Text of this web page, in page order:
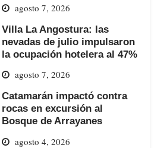
agosto 7, 2026
Villa La Angostura: las
nevadas de julio impulsaron
la ocupación hotelera al 47%
agosto 7, 2026
Catamarán impactó contra
rocas en excursión al
Bosque de Arrayanes
agosto 4, 2026